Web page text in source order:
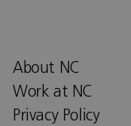
About NC
Work at NC
Privacy Policy